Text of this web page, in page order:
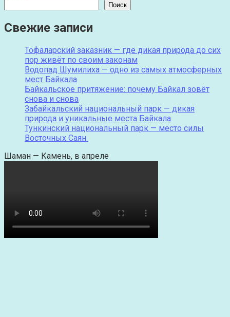
Поиск
Свежие записи
Тофаларский заказник — где дикая природа до сих
пор живёт по своим законам
Водопад Шумилиха — одно из самых атмосферных
мест Байкала
Байкальское притяжение: почему Байкал зовёт
снова и снова
Забайкальский национальный парк — дикая
природа и уникальные места Байкала
Тункинский национальный парк — место силы
Восточных Саян
Шаман — Камень, в апреле